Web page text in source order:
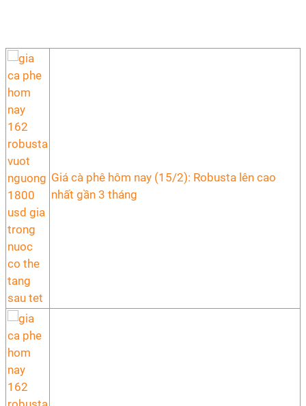
Giá cà phê hôm nay (15/2): Robusta lên cao
nhất gần 3 tháng